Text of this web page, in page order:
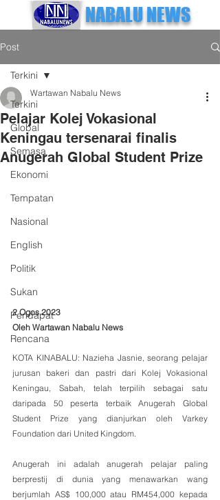
NABALU NEWS
Post
Terkini
Global
Semasa
Ekonomi
Tempatan
Nasional
English
Politik
Sukan
Pendapat
Rencana
Terkini
Pelajar Kolej Vokasional
Keningau tersenarai finalis
Anugerah Global Student Prize
Wartawan Nabalu News
2 Ogos 2023
Oleh Wartawan Nabalu News
KOTA KINABALU: Nazieha Jasnie, seorang pelajar
jurusan bakeri dan pastri dari Kolej Vokasional
Keningau, Sabah, telah terpilih sebagai satu
daripada 50 peserta terbaik Anugerah Global
Student Prize yang dianjurkan oleh Varkey
Foundation dari United Kingdom.
Anugerah ini adalah anugerah pelajar paling
berprestij di dunia yang menawarkan wang
berjumlah AS$ 100,000 atau RM454,000 kepada